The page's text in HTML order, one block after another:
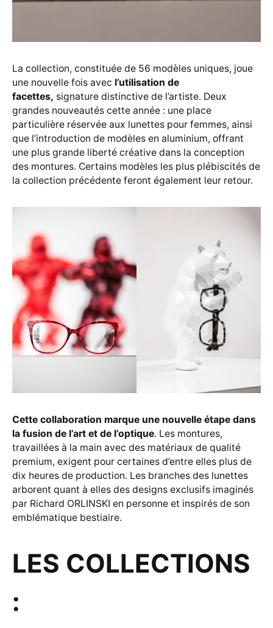
La collection, constituée de 56 modèles uniques, joue
une nouvelle fois avec l’utilisation de
facettes, signature distinctive de l’artiste. Deux
grandes nouveautés cette année : une place
particulière réservée aux lunettes pour femmes, ainsi
que l’introduction de modèles en aluminium, offrant
une plus grande liberté créative dans la conception
des montures. Certains modèles les plus plébiscités de
la collection précédente feront également leur retour.
Cette collaboration marque une nouvelle étape dans
la fusion de l’art et de l’optique. Les montures,
travaillées à la main avec des matériaux de qualité
premium, exigent pour certaines d’entre elles plus de
dix heures de production. Les branches des lunettes
arborent quant à elles des designs exclusifs imaginés
par Richard ORLINSKI en personne et inspirés de son
emblématique bestiaire.
LES COLLECTIONS
: